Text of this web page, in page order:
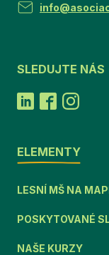
SLEDUJTE NÁS
ELEMENTY
LESNÍ MŠ NA
POSKYTOVANÉ
NAŠE KURZY